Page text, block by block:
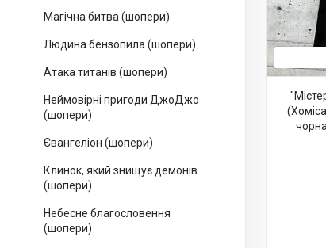
Магічна битва (шопери)
Людина бензопила (шопери)
Атака титанів (шопери)
Неймовірні пригоди ДжоДжо
(шопери)
Євангеліон (шопери)
Клинок, який знищує демонів
(шопери)
Небесне благословення
(шопери)